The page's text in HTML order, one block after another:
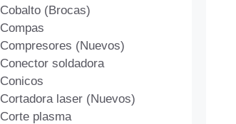
Cobalto (Brocas)
Compas
Compresores (Nuevos)
Conector soldadora
Conicos
Cortadora laser (Nuevos)
Corte plasma